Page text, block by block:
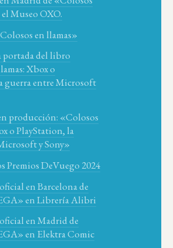
Museo OXO.
en llamas»
portada del libro
Xbox o
guerra entre Microsoft
producción: «Colosos
o PlayStation, la
y Sony»
Premios DeVuego 2024
en Barcelona de
en Librería Alibri
en Madrid de
en Elektra Comic